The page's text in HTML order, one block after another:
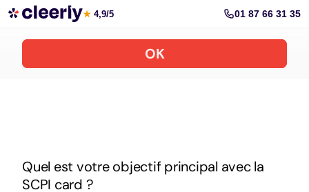
Souscrire aux meilleures SCPI en ligne
★ 4,9/5 01 87 66 31 35